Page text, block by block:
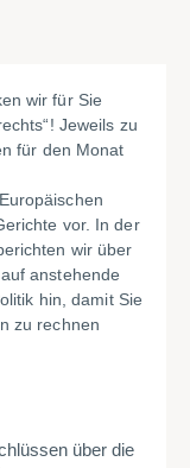
wir für Sie
Jeweils zu
für den Monat
vor. In der
wir über
anstehende
hin, damit Sie
zu rechnen
über die